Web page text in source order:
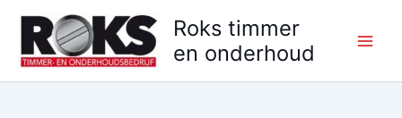
Roks timmer
en onderhoud